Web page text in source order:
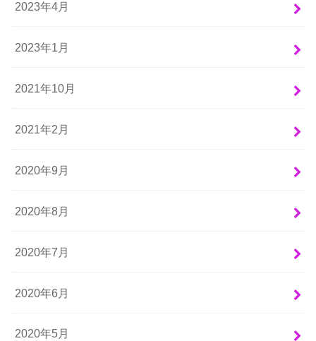
2023年4月
2023年1月
2021年10月
2021年2月
2020年9月
2020年8月
2020年7月
2020年6月
2020年5月